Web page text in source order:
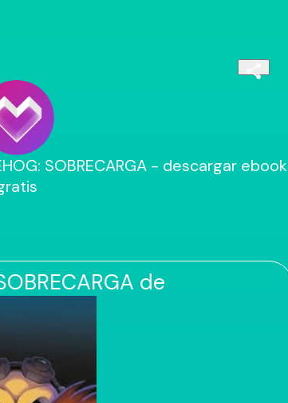
SOBRECARGA - descargar ebook
de